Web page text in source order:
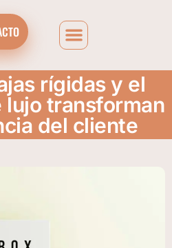
rígidas y el
lujo transforman
del cliente